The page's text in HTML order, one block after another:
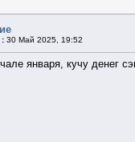
: 30 Май 2025, 19:52
января, кучу денег